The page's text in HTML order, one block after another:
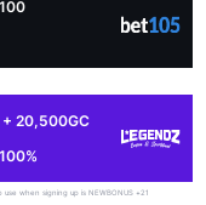
+ 20,500GC
100% bonus
21+ only.
when signing up is NEWBONUS.